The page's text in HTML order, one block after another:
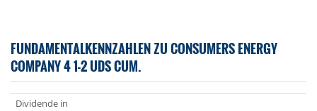
FUNDAMENTALKENNZAHLEN ZU CONSUMERS ENERGY
COMPANY 4 1-2 UDS CUM.
Dividende in